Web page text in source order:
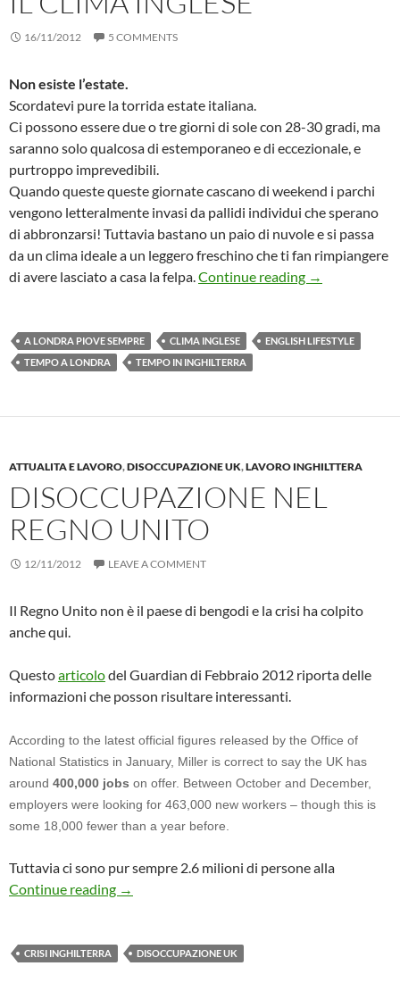
16/11/2012 5 COMMENTS
Non esiste l’estate.
Scordatevi pure la torrida estate italiana.
Ci possono essere due o tre giorni di sole con 28-30 gradi, ma
saranno solo qualcosa di estemporaneo e di eccezionale, e
purtroppo imprevedibili.
Quando queste queste giornate cascano di weekend i parchi
vengono letteralmente invasi da pallidi individui che sperano
di abbronzarsi! Tuttavia bastano un paio di nuvole e si passa
da un clima ideale a un leggero freschino che ti fan rimpiangere
di avere lasciato a casa la felpa.Continue reading Il clima inglese
→
A LONDRA PIOVE SEMPRE CLIMA INGLESE
ENGLISH LIFESTYLE
TEMPO A LONDRA
TEMPO IN INGHILTERRA
ATTUALITA E LAVORO,DISOCCUPAZIONE UK,LAVORO INGHILTTERA
DISOCCUPAZIONE NEL
REGNO UNITO
12/11/2012 LEAVE A COMMENT
Il Regno Unito non è il paese di bengodi e la crisi ha colpito
anche qui.
Questoarticolodel Guardian di Febbraio 2012 riporta delle
informazioni che posson risultare interessanti.
According to the latest official figures released by the Office of
National Statistics in January, Miller is correct to say the UK has
around 400,000 jobs on offer. Between October and December,
employers were looking for 463,000 new workers – though this is
some 18,000 fewer than a year before.
Tuttavia ci sono pur sempre 2.6 milioni di persone alla
Continue reading Disoccupazione nel Regno Unito
→
CRISI INGHILTERRA DISOCCUPAZIONE UK